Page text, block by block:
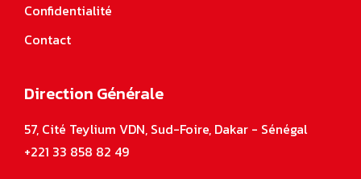
Confidentialité
Contact
Direction Générale
57, Cité Teylium VDN, Sud-Foire, Dakar - Sénégal
+221 33 858 82 49